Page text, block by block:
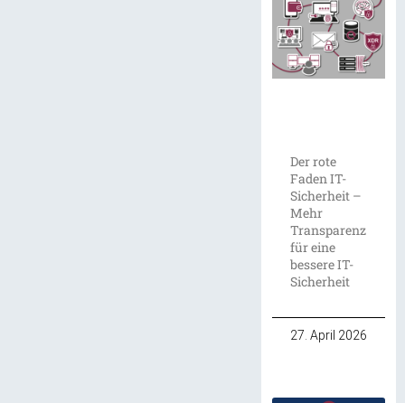
Der rote
Faden IT-
Sicherheit –
Mehr
Transparenz
für eine
bessere IT-
Sicherheit
27. April 2026